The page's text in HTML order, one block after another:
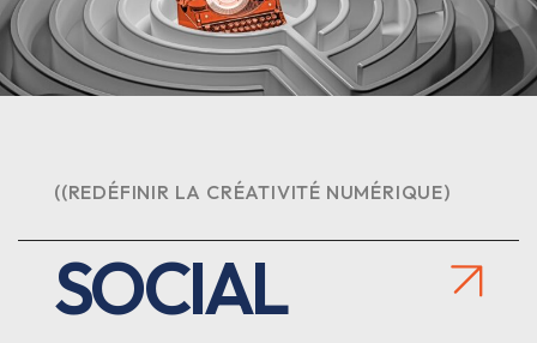
((REDÉFINIR LA CRÉATIVITÉ NUMÉRIQUE)
SOCIAL